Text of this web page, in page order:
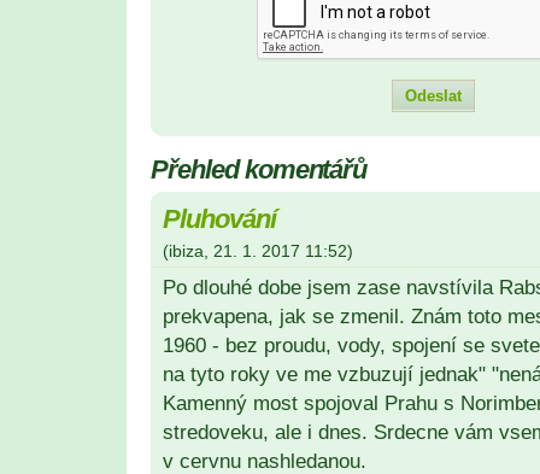
Přehled komentářů
Pluhování
(ibiza 21. 1. 2017 11:52)
Po dlouhé dobe jsem zase navstívila
prekvapena, jak se zmenil. Znám toto
1960 - bez proudu, vody, spojení se
na tyto roky ve me vzbuzují jednak"
Kamenný most spojoval Prahu s
stredoveku, ale i dnes. Srdecne vám
v cervnu nashledanou.